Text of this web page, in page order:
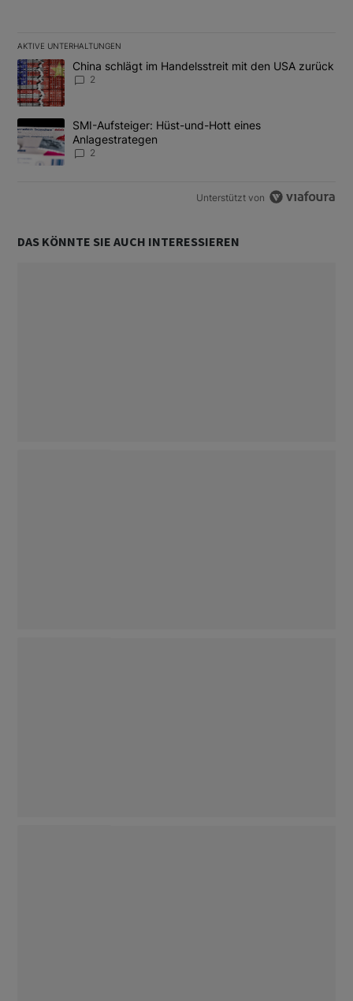
AKTIVE UNTERHALTUNGEN
Das Folgende ist eine Liste der am meisten kommentierten
Ein Trendartikel mit dem Titel "China schlägt im Handelsstreit
China schlägt im Handelsstreit mit den USA zurück
2
Ein Trendartikel mit dem Titel "SMI-Aufsteiger: Hüst-und-Hott
SMI-Aufsteiger: Hüst-und-Hott eines
Anlagestrategen
2
Unterstützt von
DAS KÖNNTE SIE AUCH INTERESSIEREN